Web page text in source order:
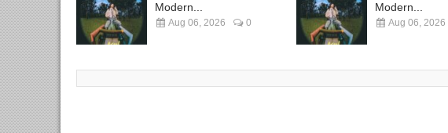
Modern...
Aug 06, 2026 0
Modern...
Aug 06, 2026